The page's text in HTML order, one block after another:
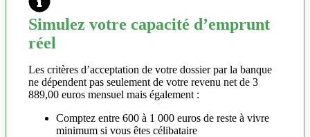
Simulez votre capacité d’emprunt
réel
Les critères d’acceptation de votre dossier par la banque
ne dépendent pas seulement de votre revenu net de 3
889,00 euros mensuel mais également :
Comptez entre 600 à 1 000 euros de reste à vivre
minimum si vous êtes célibataire